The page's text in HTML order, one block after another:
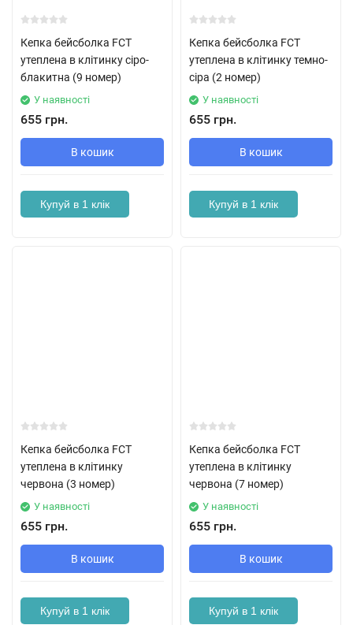
Кепка бейсболка FCT
утеплена в клітинку сіро-
блакитна (9 номер)
У наявності
655 грн.
В кошик
Купуй в 1 клік
Кепка бейсболка FCT
утеплена в клітинку темно-
сіра (2 номер)
У наявності
655 грн.
В кошик
Купуй в 1 клік
Кепка бейсболка FCT
утеплена в клітинку
червона (3 номер)
У наявності
655 грн.
В кошик
Купуй в 1 клік
Кепка бейсболка FCT
утеплена в клітинку
червона (7 номер)
У наявності
655 грн.
В кошик
Купуй в 1 клік